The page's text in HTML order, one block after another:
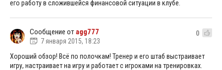
его работу в сложившейся финансовой ситуации в клубе.
Сообщение отagg777
7 января 2015, 18:23
0
Хороший обзор! Всё по полочкам! Тренер и его штаб выстраивает
игру, настраивает на игру и работает с игроками на тренировках.